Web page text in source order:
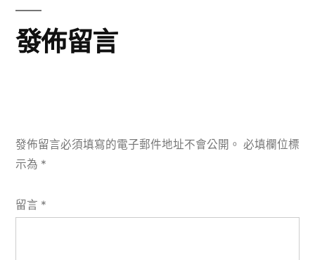
發佈留言
發佈留言必須填寫的電子郵件地址不會公開。 必填欄位標
示為 *
留言 *